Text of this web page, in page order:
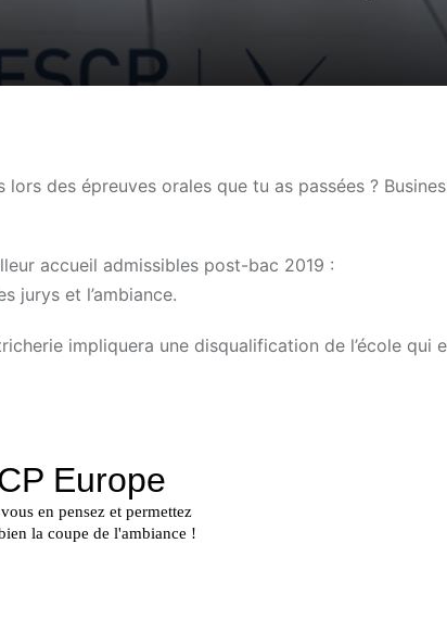
des épreuves orales que tu as passées ?
accueil admissibles post-bac 2019 :
jurys et l’ambiance.
impliquera une disqualification de l’école qui